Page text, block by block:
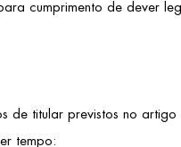
cumprimento de dever
de titular previstos no
tempo: